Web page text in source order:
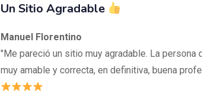
Un Sitio Agradable
Manuel Florentino
"Me pareció un sitio muy agradable. La
muy amable y correcta, en definitiva, buena